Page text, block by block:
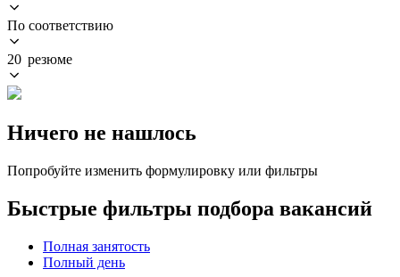
По соответствию
20 резюме
Ничего не нашлось
Попробуйте изменить формулировку или фильтры
Быстрые фильтры подбора вакансий
Полная занятость
Полный день